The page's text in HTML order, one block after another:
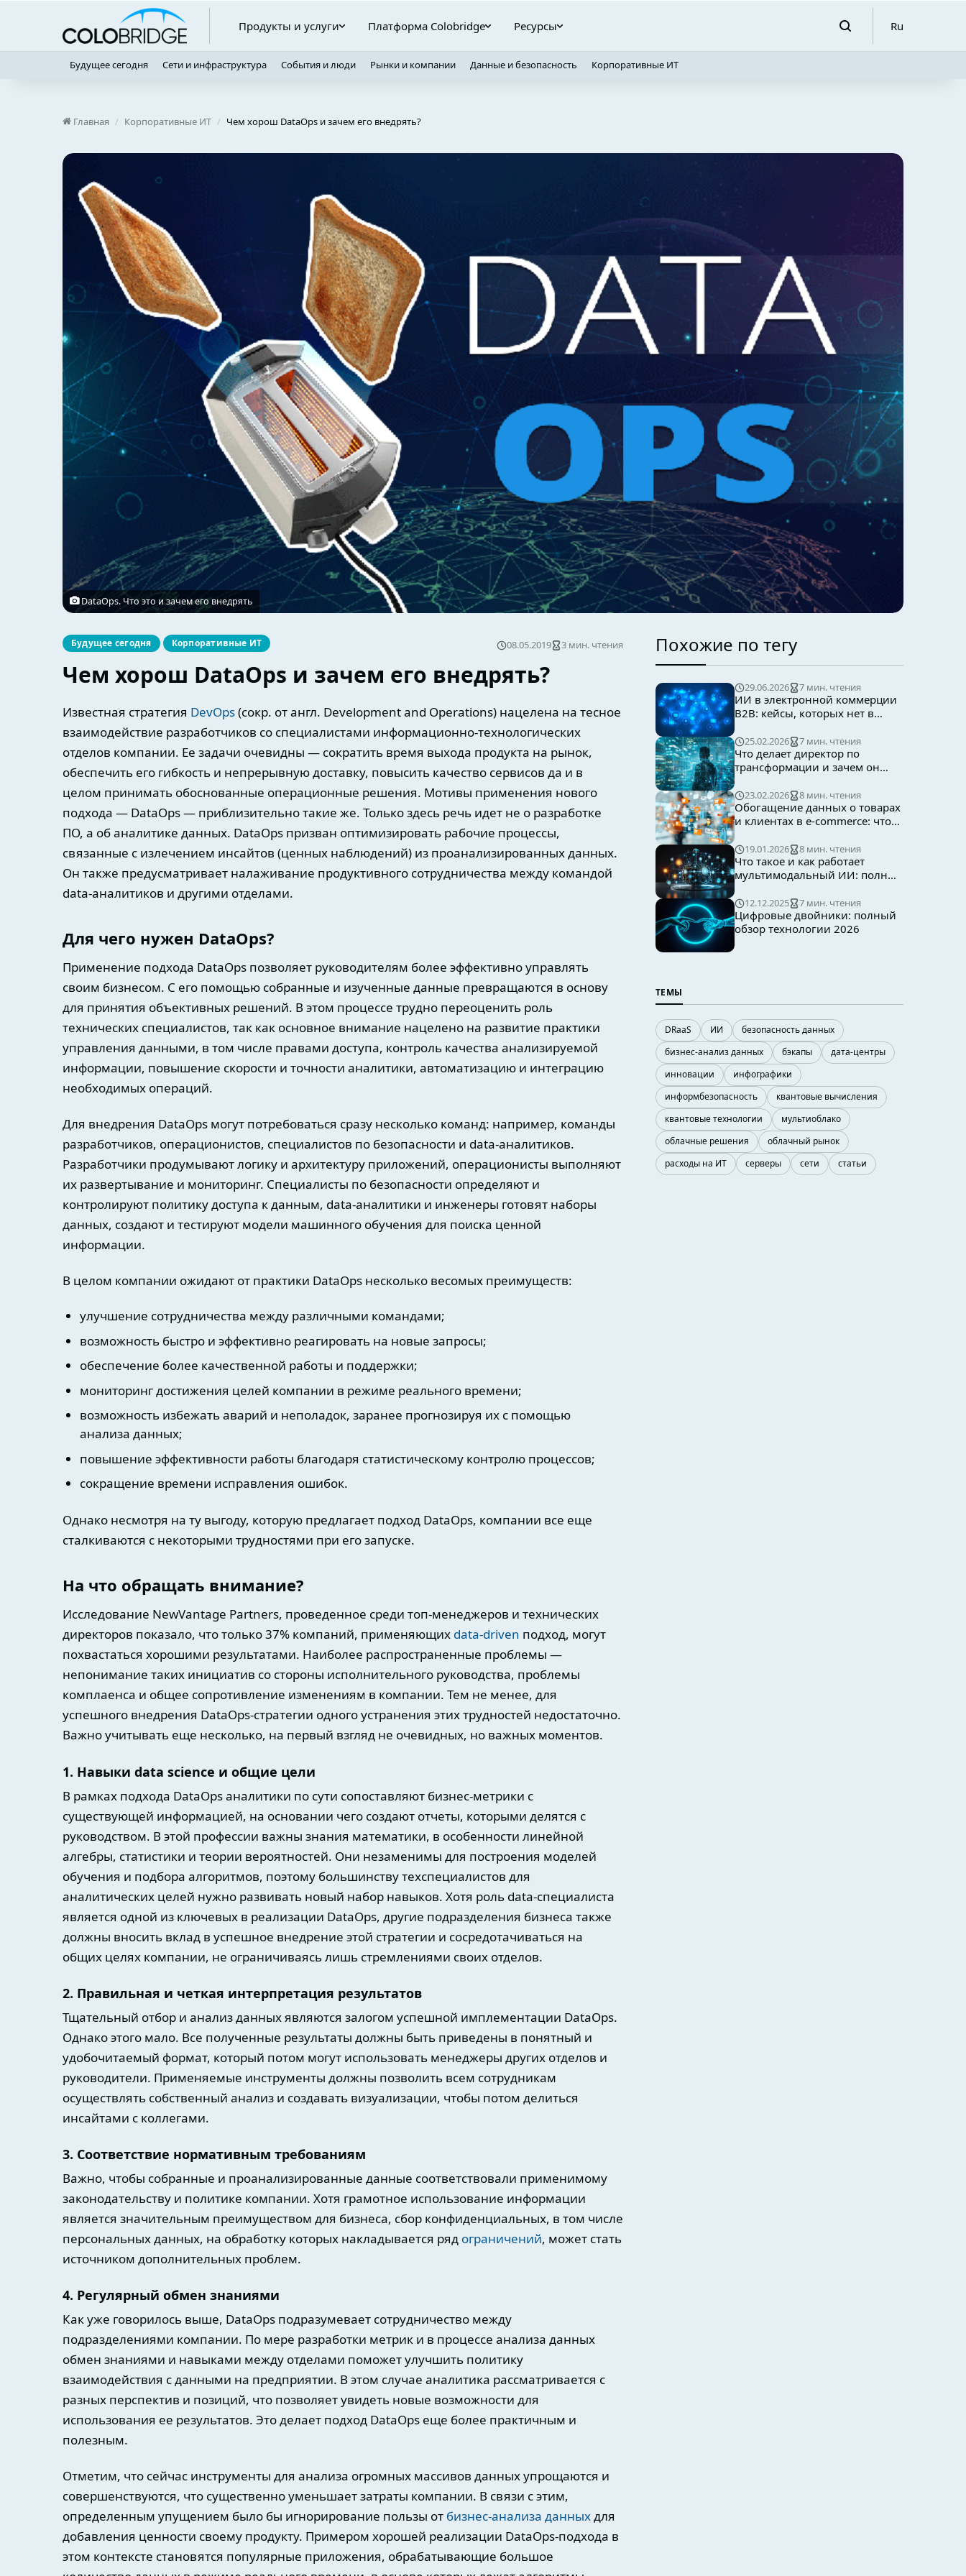
Продукты и услуги Платформа Colobridge Ресурсы Ru
Будущее сегодня Сети и инфраструктура События и люди Рынки и компании Данные и безопасность Корпоративные ИТ
Главная / Корпоративные ИТ / Чем хорош DataOps и зачем его внедрять?
DataOps. Что это и зачем его внедрять
Будущее сегодня Корпоративные ИТ
Чем хорош DataOps и зачем его внедрять?
08.05.2019 3 мин. чтения
Известная стратегия DevOps(сокр. от англ. Development and Operations) нацелена на тесное
взаимодействие разработчиков со специалистами информационно-технологических
отделов компании. Ее задачи очевидны — сократить время выхода продукта на рынок,
обеспечить его гибкость и непрерывную доставку, повысить качество сервисов да и в
целом принимать обоснованные операционные решения. Мотивы применения нового
подхода — DataOps — приблизительно такие же. Только здесь речь идет не о разработке
ПО, а об аналитике данных. DataOps призван оптимизировать рабочие процессы,
связанные с излечением инсайтов (ценных наблюдений) из проанализированных данных.
Он также предусматривает налаживание продуктивного сотрудничества между командой
data-аналитиков и другими отделами.
Для чего нужен DataOps?
Применение подхода DataOps позволяет руководителям более эффективно управлять
своим бизнесом. С его помощью собранные и изученные данные превращаются в основу
для принятия объективных решений. В этом процессе трудно переоценить роль
технических специалистов, так как основное внимание нацелено на развитие практики
управления данными, в том числе правами доступа, контроль качества анализируемой
информации, повышение скорости и точности аналитики, автоматизацию и интеграцию
необходимых операций.
Для внедрения DataOps могут потребоваться сразу несколько команд: например, команды
разработчиков, операционистов, специалистов по безопасности и data-аналитиков.
Разработчики продумывают логику и архитектуру приложений, операционисты выполняют
их развертывание и мониторинг. Специалисты по безопасности определяют и
контролируют политику доступа к данным, data-аналитики и инженеры готовят наборы
данных, создают и тестируют модели машинного обучения для поиска ценной
информации.
В целом компании ожидают от практики DataOps несколько весомых преимуществ:
улучшение сотрудничества между различными командами;
возможность быстро и эффективно реагировать на новые запросы;
обеспечение более качественной работы и поддержки;
мониторинг достижения целей компании в режиме реального времени;
возможность избежать аварий и неполадок, заранее прогнозируя их с помощью
анализа данных;
повышение эффективности работы благодаря статистическому контролю процессов;
сокращение времени исправления ошибок.
Однако несмотря на ту выгоду, которую предлагает подход DataOps, компании все еще
сталкиваются с некоторыми трудностями при его запуске.
На что обращать внимание?
Исследование NewVantage Partners, проведенное среди топ-менеджеров и технических
директоров показало, что только 37% компаний, применяющих data-driven подход, могут
похвастаться хорошими результатами. Наиболее распространенные проблемы —
непонимание таких инициатив со стороны исполнительного руководства, проблемы
комплаенса и общее сопротивление изменениям в компании. Тем не менее, для
успешного внедрения DataOps-стратегии одного устранения этих трудностей недостаточно.
Важно учитывать еще несколько, на первый взгляд не очевидных, но важных моментов.
1. Навыки data science и общие цели
В рамках подхода DataOps аналитики по сути сопоставляют бизнес-метрики с
существующей информацией, на основании чего создают отчеты, которыми делятся с
руководством. В этой профессии важны знания математики, в особенности линейной
алгебры, статистики и теории вероятностей. Они незаменимы для построения моделей
обучения и подбора алгоритмов, поэтому большинству техспециалистов для
аналитических целей нужно развивать новый набор навыков. Хотя роль data-специалиста
является одной из ключевых в реализации DataOps, другие подразделения бизнеса также
должны вносить вклад в успешное внедрение этой стратегии и сосредотачиваться на
общих целях компании, не ограничиваясь лишь стремлениями своих отделов.
2. Правильная и четкая интерпретация результатов
Тщательный отбор и анализ данных являются залогом успешной имплементации DataOps.
Однако этого мало. Все полученные результаты должны быть приведены в понятный и
удобочитаемый формат, который потом могут использовать менеджеры других отделов и
руководители. Применяемые инструменты должны позволить всем сотрудникам
осуществлять собственный анализ и создавать визуализации, чтобы потом делиться
инсайтами с коллегами.
3. Соответствие нормативным требованиям
Важно, чтобы собранные и проанализированные данные соответствовали применимому
законодательству и политике компании. Хотя грамотное использование информации
является значительным преимуществом для бизнеса, сбор конфиденциальных, в том числе
персональных данных, на обработку которых накладывается ряд ограничений, может стать
источником дополнительных проблем.
4. Регулярный обмен знаниями
Как уже говорилось выше, DataOps подразумевает сотрудничество между
подразделениями компании. По мере разработки метрик и в процессе анализа данных
обмен знаниями и навыками между отделами поможет улучшить политику
взаимодействия с данными на предприятии. В этом случае аналитика рассматривается с
разных перспектив и позиций, что позволяет увидеть новые возможности для
использования ее результатов. Это делает подход DataOps еще более практичным и
полезным.
Отметим, что сейчас инструменты для анализа огромных массивов данных упрощаются и
совершенствуются, что существенно уменьшает затраты компании. В связи с этим,
определенным упущением было бы игнорирование пользы от бизнес-анализа данныхдля
добавления ценности своему продукту. Примером хорошей реализации DataOps-подхода в
этом контексте становятся популярные приложения, обрабатывающие большое
Похожие по тегу
ИИ в электронной коммерции
B2B: кейсы, которых нет в
29.06.2026 7 мин. чтения
Что делает директор по
трансформации и зачем он
25.02.2026 7 мин. чтения
Обогащение данных о товарах
и клиентах в e-commerce: что
это работает
23.02.2026 8 мин. чтения
Что такое и как работает
мультимодальный ИИ: полный
19.01.2026 8 мин. чтения
Цифровые двойники: полный
обзор технологии 2026
12.12.2025 7 мин. чтения
ТЕМЫ
DRaaS ИИ
безопасность данных
бизнес-анализ данных
бэкапы
дата-центры
инновации
инфографики
информбезопасность
квантовые вычисления
квантовые технологии
мультиоблако
облачные решения
облачный рынок
расходы на ИТ
серверы сети статьи